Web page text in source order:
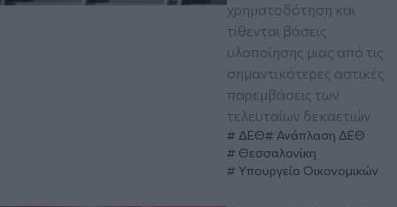
χρηματοδότηση και
τίθενται βάσεις
υλοποίησης μιας από τις
σημαντικότερες αστικές
παρεμβάσεις των
τελευταίων δεκαετιών
ΔΕΘ
Ανάπλαση ΔΕΘ
Θεσσαλονίκη
Υπουργείο Οικονομικών